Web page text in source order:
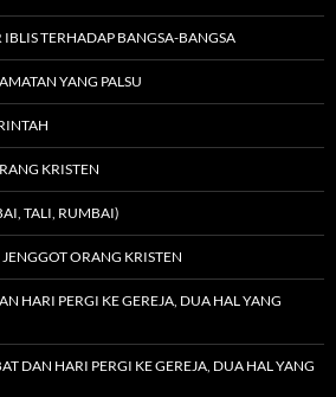
TERHADAP BANGSA-BANGSA
YANG PALSU
KRISTEN
TALI, RUMBAI)
ORANG KRISTEN
HARI PERGI KE GEREJA, DUA HAL YANG
DAN HARI PERGI KE GEREJA, DUA HAL YANG